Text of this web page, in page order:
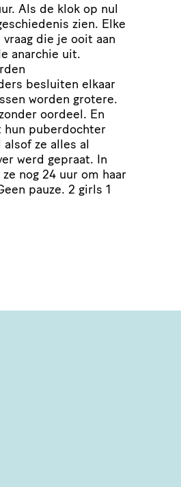
Als de klok op nul
zien. Elke
die je ooit aan
anarchie uit.
besluiten elkaar
worden grotere.
oordeel. En
hun puberdochter
ze alles al
werd gepraat. In
nog 24 uur om haar
pauze. 2 girls 1